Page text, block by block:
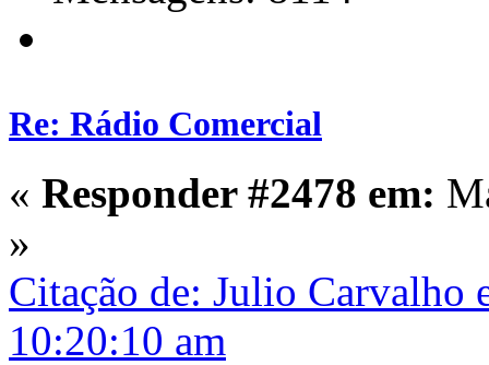
Re: Rádio Comercial
« Responder #2478 em:
»
Citação de: Julio Carvalho
10:20:10 am